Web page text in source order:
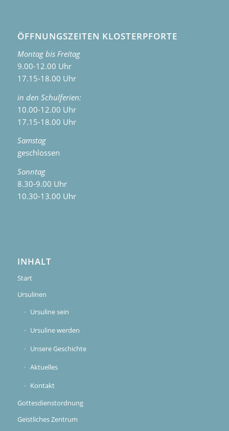
ÖFFNUNGSZEITEN KLOSTERPFORTE
Montag bis Freitag
9.00-12.00 Uhr
17.15-18.00 Uhr
in den Schulferien:
10.00-12.00 Uhr
17.15-18.00 Uhr
Samstag
geschlossen
Sonntag
8.30-9.00 Uhr
10.30-13.00 Uhr
INHALT
Start
Ursulinen
Ursuline sein
Ursuline werden
Unsere Geschichte
Aktuelles
Kontakt
Gottesdienstordnung
Geistliches Zentrum